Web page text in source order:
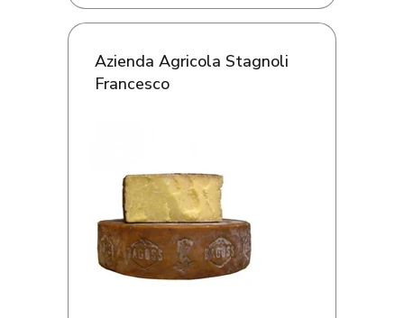
Azienda Agricola Stagnoli
Francesco